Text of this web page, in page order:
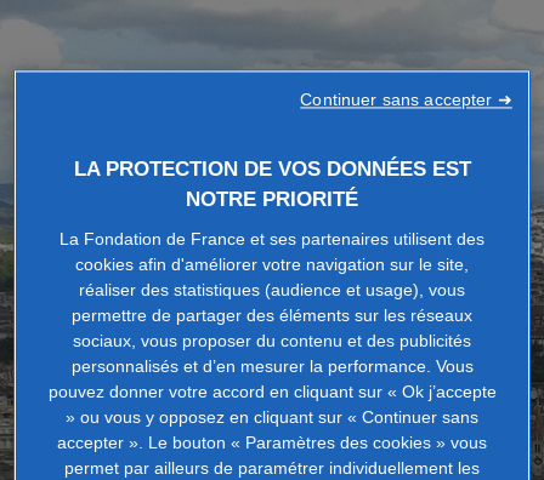
LA PROTECTION DE VOS DONNÉES EST
NOTRE PRIORITÉ
La Fondation de France et ses partenaires utilisent des
cookies afin d'améliorer votre navigation sur le site,
réaliser des statistiques (audience et usage), vous
permettre de partager des éléments sur les réseaux
sociaux, vous proposer du contenu et des publicités
personnalisés et d’en mesurer la performance. Vous
pouvez donner votre accord en cliquant sur « Ok j’accepte
» ou vous y opposez en cliquant sur « Continuer sans
accepter ». Le bouton « Paramètres des cookies » vous
permet par ailleurs de paramétrer individuellement les
Continuer sans accepter ➜